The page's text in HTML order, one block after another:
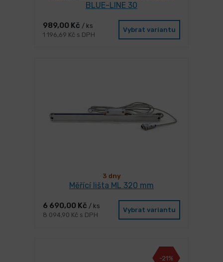
BLUE-LINE 30
989,00 Kč / ks
1 196,69 Kč s DPH
Vybrat variantu
3 dny
Měřící lišta ML 320 mm
6 690,00 Kč / ks
8 094,90 Kč s DPH
Vybrat variantu
-21%